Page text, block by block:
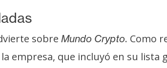
sobre Mundo Crypto. Como
empresa, que incluyó en su lista